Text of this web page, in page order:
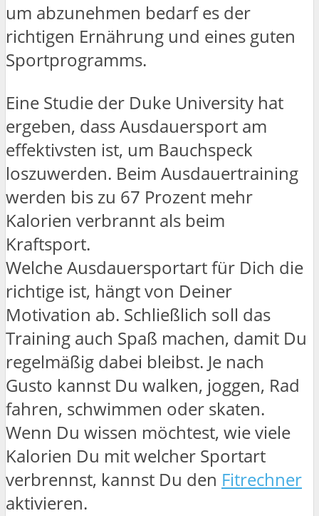
um abzunehmen bedarf es der
richtigen Ernährung und eines guten
Sportprogramms.
Eine Studie der Duke University hat
ergeben, dass Ausdauersport am
effektivsten ist, um Bauchspeck
loszuwerden. Beim Ausdauertraining
werden bis zu 67 Prozent mehr
Kalorien verbrannt als beim
Kraftsport.
Welche Ausdauersportart für Dich die
richtige ist, hängt von Deiner
Motivation ab. Schließlich soll das
Training auch Spaß machen, damit Du
regelmäßig dabei bleibst. Je nach
Gusto kannst Du walken, joggen, Rad
fahren, schwimmen oder skaten.
Wenn Du wissen möchtest, wie viele
Kalorien Du mit welcher Sportart
verbrennst, kannst Du den Fitrechner
aktivieren.